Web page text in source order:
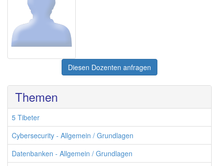
Diesen Dozenten anfragen
Themen
5 Tibeter
Cybersecurity - Allgemein / Grundlagen
Datenbanken - Allgemein / Grundlagen